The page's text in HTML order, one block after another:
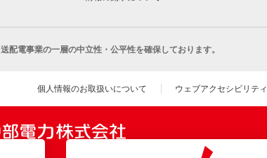
送配電事業の一層の中立性・公平性を確保しております。
個人情報のお取扱いについて ウェブアクセシビリティ